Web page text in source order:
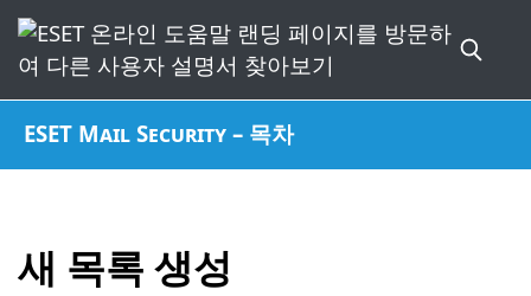
ESET Mail Security – 목차
새 목록 생성